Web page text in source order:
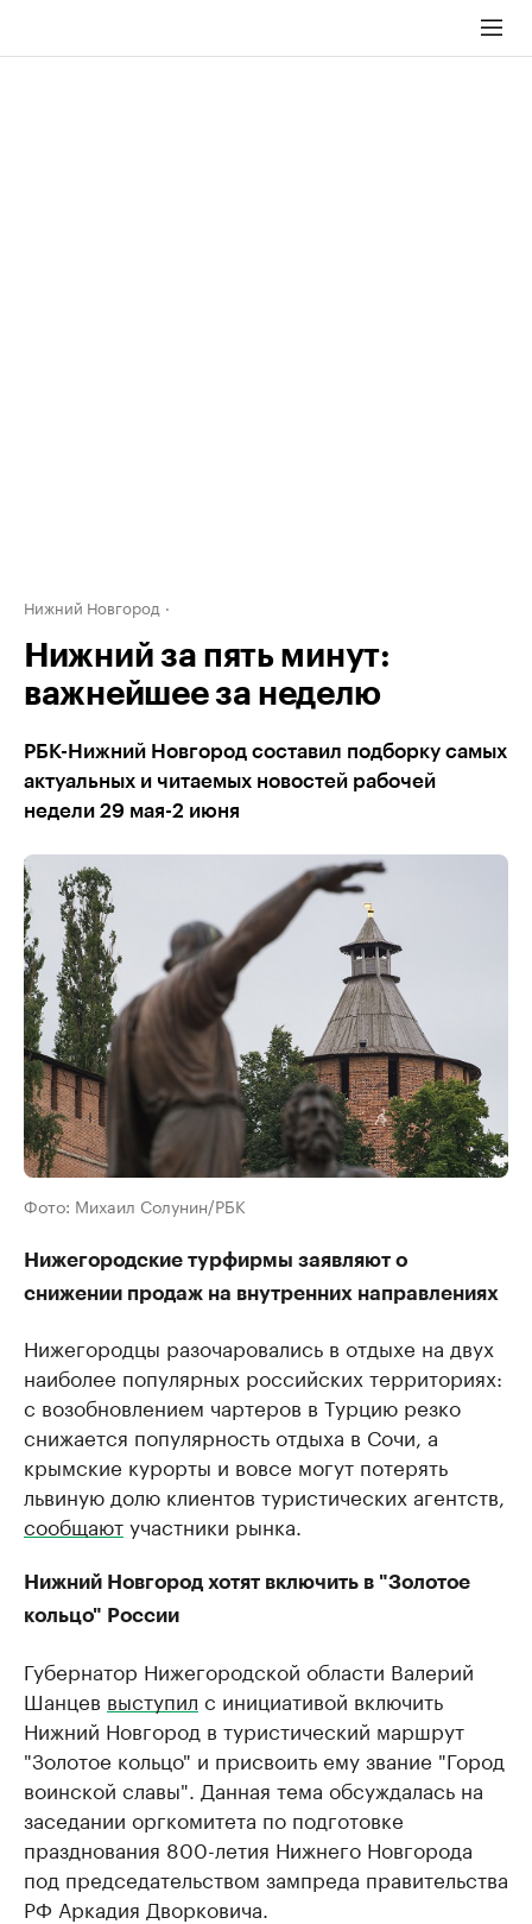
Нижний Новгород
Нижний за пять минут:
важнейшее за неделю
РБК-Нижний Новгород составил подборку самых
актуальных и читаемых новостей рабочей
недели 29 мая-2 июня
Фото: Михаил Солунин/РБК
Нижегородские ​турфирмы заявляют о
снижении продаж на внутренних направлениях
Нижегородцы разочаровались в отдыхе на двух
наиболее популярных российских территориях:
с возобновлением чартеров в Турцию резко
снижается популярность отдыха в Сочи, а
крымские курорты и вовсе могут потерять
львиную долю клиентов туристических агентств,
сообщаютучастники рынка.
Нижний Новгород хотят включить в "Золотое
кольцо" России
Губернатор Нижегородской области Валерий
Шанцев выступил с инициативой включить
Нижний Новгород в туристический маршрут
"Золотое кольцо" и присвоить ему звание "Город
воинской славы". Данная тема обсуждалась на
заседании оргкомитета по подготовке
празднования 800-летия Нижнего Новгорода
под председательством зампреда правительства
РФ Аркадия Дворковича.